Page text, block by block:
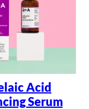
Acid
Serum